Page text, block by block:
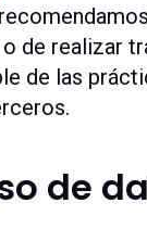
de realizar
de las
de